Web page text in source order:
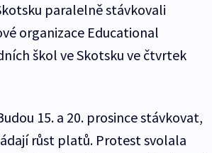
paralelně stávkovali
organizace Educational
škol ve Skotsku ve čtvrtek
15. a 20. prosince stávkovat,
růst platů. Protest svolala